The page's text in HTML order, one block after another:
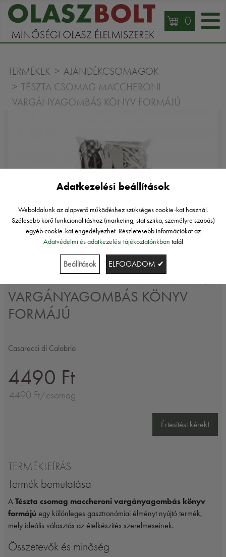
0
TERMÉKEK AJÁNDÉKCSOMAGOK
TÉSZTA CSOMAG MACCHERONI
VARGÁNYAGOMBÁS KÖNYV FORMÁJÚ
Casarecci di Calabria
TÉSZTA CSOMAG MACCHERONI
VARGÁNYAGOMBÁS KÖNYV
FORMÁJÚ
Casarecci di Calabria
4490 Ft
4490 Ft/csomag
Értesítést kérek!
TERMÉKLEÍRÁS
Termék bemutatása
A Tészta csomag maccheroni vargányagombás könyv
formájú egy különleges gasztronómiai élményt nyújtó termék,
mely ideális választás az ételkészítés szerelmeseinek.
Összetevők és minőség
Adatkezelési beállítások
Weboldalunk az alapvető működéshez szükséges cookie-kat használ.
Szélesebb körű funkcionalitáshoz (marketing, statisztika, személyre szabás)
egyéb cookie-kat engedélyezhet. Részletesebb információkat az
Adatvédelmi és adatkezelési tájékoztatónkban talál
Beállítások ELFOGADOM ✔